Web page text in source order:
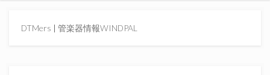
DTMers | 管楽器情報WINDPAL